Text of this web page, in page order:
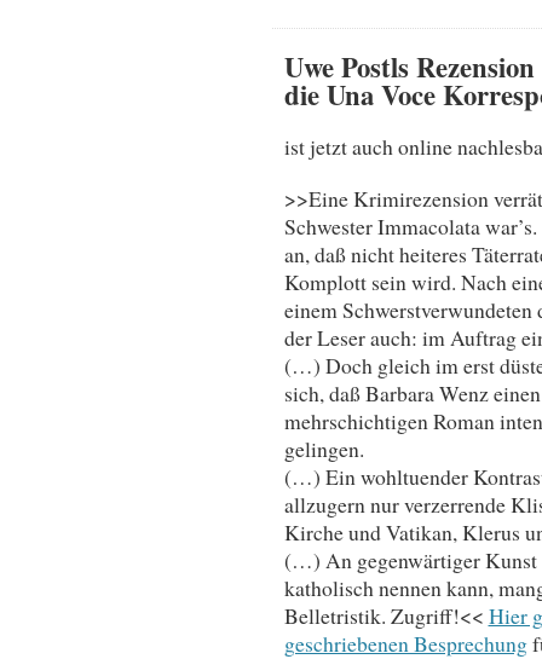
Uwe Postls
die Una Voce
ist jetzt auch online
>>Eine Krimirezension
Schwester Immacolata
an, daß nicht heiteres
Komplott sein wird. Nach
einem
der Leser auch: im Auftrag
(…) Doch gleich im erst
sich, daß Barbara Wenz
mehrschichtigen Roman
gelingen.
(…) Ein wohltuender
allzugern nur verzerrende
Kirche und Vatikan, Klerus
(…) An gegenwärtiger Kunst
katholisch nennen kann,
Belletristik. Zugriff!<< Hier
geschriebenen Besprechung